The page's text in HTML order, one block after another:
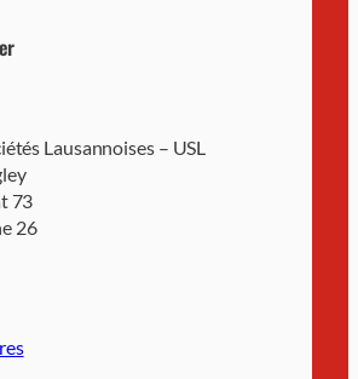
Lausannoises – USL
73
26